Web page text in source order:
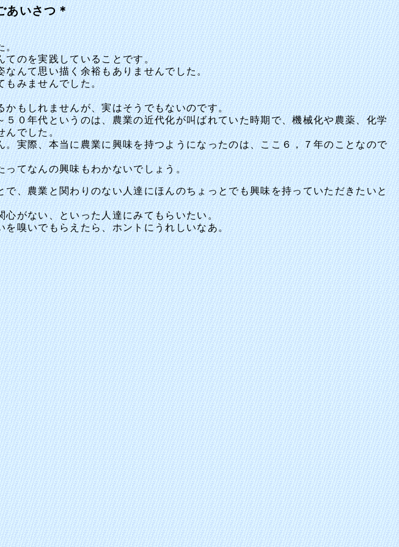
あいさつ＊
。
のを実践していることです。
んて思い描く余裕もありませんでした。
もみませんでした。
もしれませんが、実はそうでもないのです。
０年代というのは、農業の近代化が叫ばれていた時期で、機械化や農薬、化学
んでした。
実際、本当に農業に興味を持つようになったのは、ここ６，７年のことなので
てなんの興味もわかないでしょう。
、農業と関わりのない人達にほんのちょっとでも興味を持っていただきたいと
がない、といった人達にみてもらいたい。
嗅いでもらえたら、ホントにうれしいなあ。